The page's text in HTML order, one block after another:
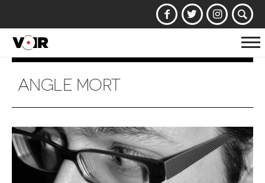
la
ANGLE MORT